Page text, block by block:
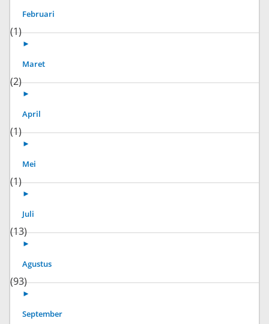
Februari
(1)
►
Maret
(2)
►
April
(1)
►
Mei
(1)
►
Juli
(13)
►
Agustus
(93)
►
September